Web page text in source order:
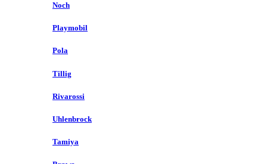
Noch
Playmobil
Pola
Tillig
Rivarossi
Uhlenbrock
Tamiya